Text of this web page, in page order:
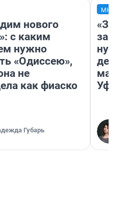
нового
с каким
нужно
«Одиссею»,
не
как фиаско
Губарь
дела
Уфа